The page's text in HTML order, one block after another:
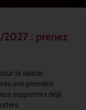
: prenez
la saison
une première
supporters déjà